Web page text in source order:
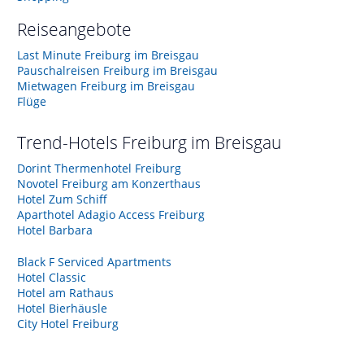
Reiseangebote
Last Minute Freiburg im Breisgau
Pauschalreisen Freiburg im Breisgau
Mietwagen Freiburg im Breisgau
Flüge
Trend-Hotels Freiburg im Breisgau
Dorint Thermenhotel Freiburg
Novotel Freiburg am Konzerthaus
Hotel Zum Schiff
Aparthotel Adagio Access Freiburg
Hotel Barbara
Black F Serviced Apartments
Hotel Classic
Hotel am Rathaus
Hotel Bierhäusle
City Hotel Freiburg